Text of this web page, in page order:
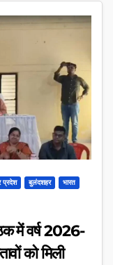
प्रदेश बुलंदशहर भारत
में वर्ष 2026-
को मिली